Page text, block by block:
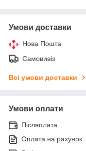
Умови доставки
Нова Пошта
Самовивіз
Всі умови доставки
Умови оплати
Післяплата
Оплата на рахунок